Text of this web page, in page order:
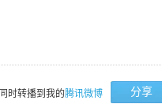
同时转播到我的腾讯微博 分享